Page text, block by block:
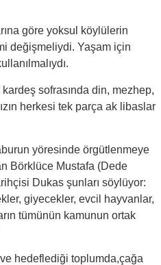
göre yoksul köylülerin
değişmeliydi. Yaşam için
kardeş sofrasında din, mezhep,
herkesi tek parça ak libaslar
yöresinde örgütlenmeye
Börklüce Mustafa (Dede
Dukas şunları söylüyor:
giyecekler, evcil hayvanlar,
tümünün kamunun ortak
hedeflediği toplumda,çağa